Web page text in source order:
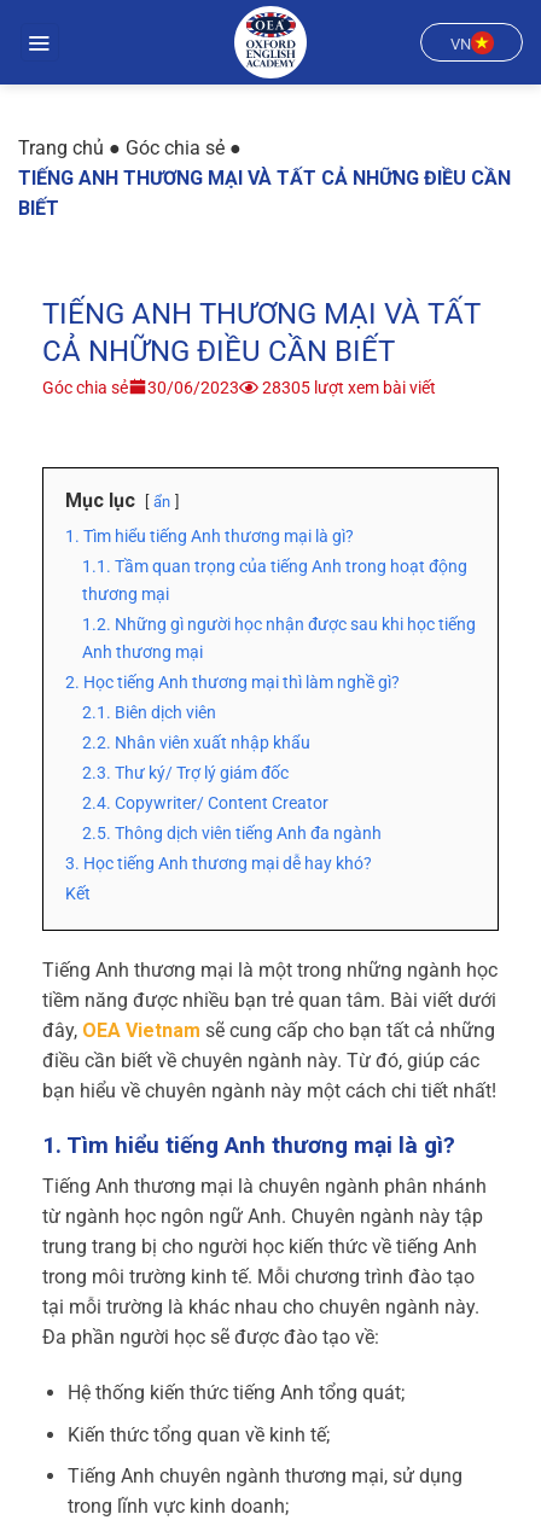
đến
VN
Trang chủ ● Góc chia sẻ ●
TIẾNG ANH THƯƠNG MẠI VÀ TẤT CẢ NHỮNG ĐIỀU CẦN
BIẾT
TIẾNG ANH THƯƠNG MẠI VÀ TẤT
CẢ NHỮNG ĐIỀU CẦN BIẾT
Góc chia sẻ 30/06/2023 28305 lượt xem bài viết
Mục lục ẩn
1. Tìm hiểu tiếng Anh thương mại là gì?
1.1. Tầm quan trọng của tiếng Anh trong hoạt động
thương mại
1.2. Những gì người học nhận được sau khi học tiếng
Anh thương mại
2. Học tiếng Anh thương mại thì làm nghề gì?
2.1. Biên dịch viên
2.2. Nhân viên xuất nhập khẩu
2.3. Thư ký/ Trợ lý giám đốc
2.4. Copywriter/ Content Creator
2.5. Thông dịch viên tiếng Anh đa ngành
3. Học tiếng Anh thương mại dễ hay khó?
Kết
Tiếng Anh thương mại là một trong những ngành học
tiềm năng được nhiều bạn trẻ quan tâm. Bài viết dưới
đây, OEA Vietnam sẽ cung cấp cho bạn tất cả những
điều cần biết về chuyên ngành này. Từ đó, giúp các
bạn hiểu về chuyên ngành này một cách chi tiết nhất!
1. Tìm hiểu tiếng Anh thương mại là gì?
Tiếng Anh thương mại là chuyên ngành phân nhánh
từ ngành học ngôn ngữ Anh. Chuyên ngành này tập
trung trang bị cho người học kiến thức về tiếng Anh
trong môi trường kinh tế. Mỗi chương trình đào tạo
tại mỗi trường là khác nhau cho chuyên ngành này.
Đa phần người học sẽ được đào tạo về:
Hệ thống kiến thức tiếng Anh tổng quát;
Kiến thức tổng quan về kinh tế;
Tiếng Anh chuyên ngành thương mại, sử dụng
trong lĩnh vực kinh doanh;